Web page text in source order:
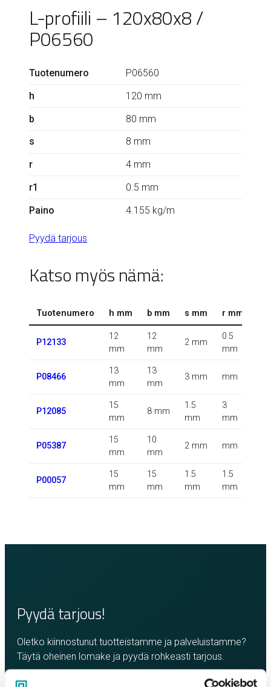
L-profiili – 120x80x8 /
P06560
Tuotenumero
P06560
h
120 mm
b
80 mm
s
8 mm
r
4 mm
r1
0.5 mm
Paino
4.155 kg/m
Pyydä tarjous
Katso myös nämä:
Tuotenumero h mm b mm s mm r mm
P12133
12
mm
12
mm
2 mm
0.5
mm
P08466
13
mm
13
mm
3 mm mm
P12085
15
mm
8 mm
1.5
mm
3
mm
P05387
15
mm
10
mm
2 mm mm
P00057
15
mm
15
mm
1.5
mm
1.5
mm
Pyydä tarjous!
Oletko kiinnostunut tuotteistamme ja palveluistamme?
Täytä oheinen lomake ja pyydä rohkeasti tarjous.
Olemme sinuun yhteydessä mahdollisimman pian!